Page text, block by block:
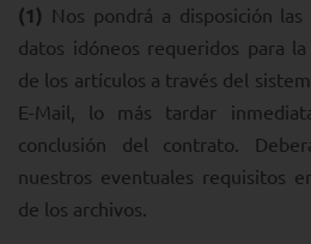
(1) Nos pondrá a disposición
datos idóneos requeridos para
de los artículos a través del
E-Mail, lo más tardar
conclusión del contrato.
nuestros eventuales requisitos
de los archivos.